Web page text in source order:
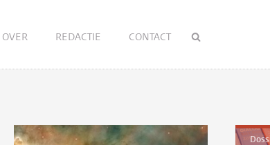
OVER REDACTIE CONTACT